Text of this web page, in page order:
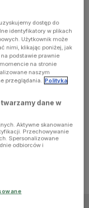
dostęp do
identyfikatory w plikach
Użytkownik może
nimi, klikając poniżej, jak
podstawie prawnie
na stronie
naszym
przeglądania. Polityka
dane w
Aktywne skanowanie
Przechowywanie
Spersonalizowane
odbiorców i